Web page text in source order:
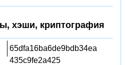
хэши, криптография
65dfa16ba6de9bdb34ea
435c9fe2a425